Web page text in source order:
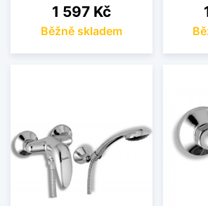
Cena
1 597 Kč
Běžně skladem